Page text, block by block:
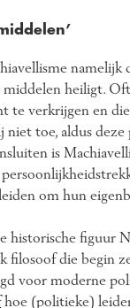
heiligt.
te verkrijgen en
niet toe, aldus
is
om hun
historische figuur
filosoof die begin
voor moderne
hoe (politieke)